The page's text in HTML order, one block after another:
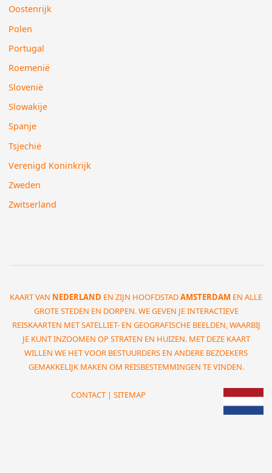
Oostenrijk
Polen
Portugal
Roemenië
Slovenië
Slowakije
Spanje
Tsjechië
Verenigd Koninkrijk
Zweden
Zwitserland
KAART VAN NEDERLAND EN ZIJN HOOFDSTADAMSTERDAM EN ALLE
GROTE STEDEN EN DORPEN. WE GEVEN JE INTERACTIEVE
REISKAARTEN MET SATELLIET- EN GEOGRAFISCHE BEELDEN, WAARBIJ
JE KUNT INZOOMEN OP STRATEN EN HUIZEN. MET DEZE KAART
WILLEN WE HET VOOR BESTUURDERS EN ANDERE BEZOEKERS
GEMAKKELIJK MAKEN OM REISBESTEMMINGEN TE VINDEN.
CONTACT| SITEMAP